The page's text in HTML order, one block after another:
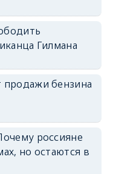
Гилмана
бензина
россияне
но остаются в